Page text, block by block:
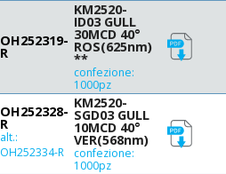
OH252319-
R
KM2520-
ID03 GULL
30MCD 40°
ROS(625nm)
**
confezione:
1000pz
OH252328-
R
alt.:
OH252334-R
KM2520-
SGD03 GULL
10MCD 40°
VER(568nm)
confezione:
1000pz